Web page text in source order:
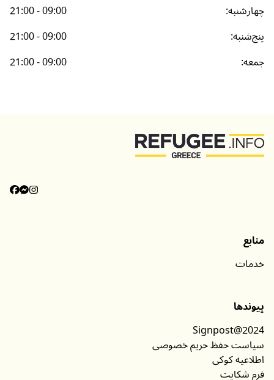
چهارشنبه:
21:00 - 09:00
پنج‌شنبه:
21:00 - 09:00
جمعه:
21:00 - 09:00
منابع
خدمات
پیوندها
Signpost@2024
سیاست حفظ حریم خصوصی
اطلاعیه کوکی
فرم شکایت